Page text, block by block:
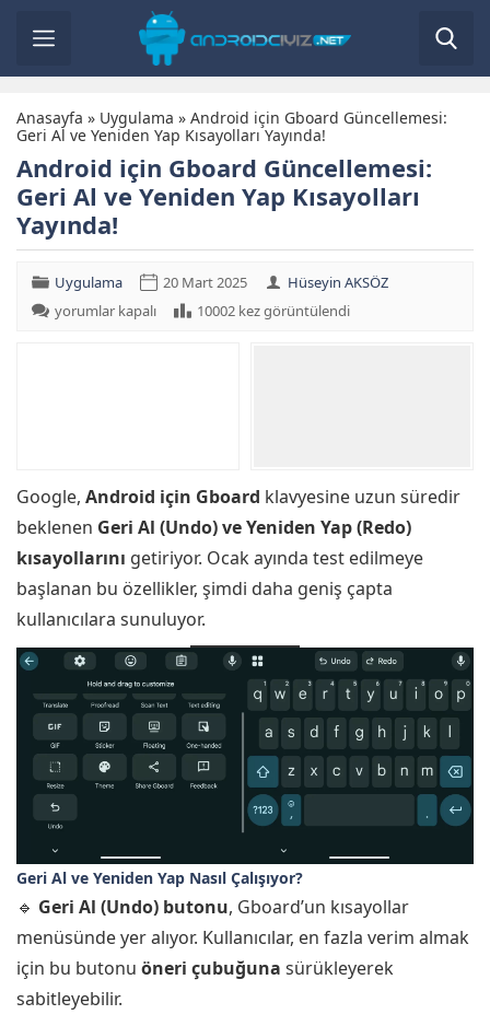
Anasayfa » Uygulama » Android için Gboard Güncellemesi:
Geri Al ve Yeniden Yap Kısayolları Yayında!
Android için Gboard Güncellemesi:
Geri Al ve Yeniden Yap Kısayolları
Yayında!
Uygulama 20 Mart 2025
Hüseyin AKSÖZ
Android
için
yorumlar kapalı 10002 kez görüntülendi
Google, Android için Gboard klavyesine uzun süredir
beklenen Geri Al (Undo) ve Yeniden Yap (Redo)
kısayollarını getiriyor. Ocak ayında test edilmeye
başlanan bu özellikler, şimdi daha geniş çapta
kullanıcılara sunuluyor.
Geri Al ve Yeniden Yap Nasıl Çalışıyor?
🔹 Geri Al (Undo) butonu, Gboard’un kısayollar
menüsünde yer alıyor. Kullanıcılar, en fazla verim almak
için bu butonu öneri çubuğuna sürükleyerek
sabitleyebilir.